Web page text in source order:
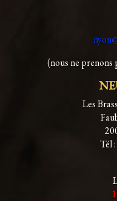
(nous ne prenons
Les
Tél